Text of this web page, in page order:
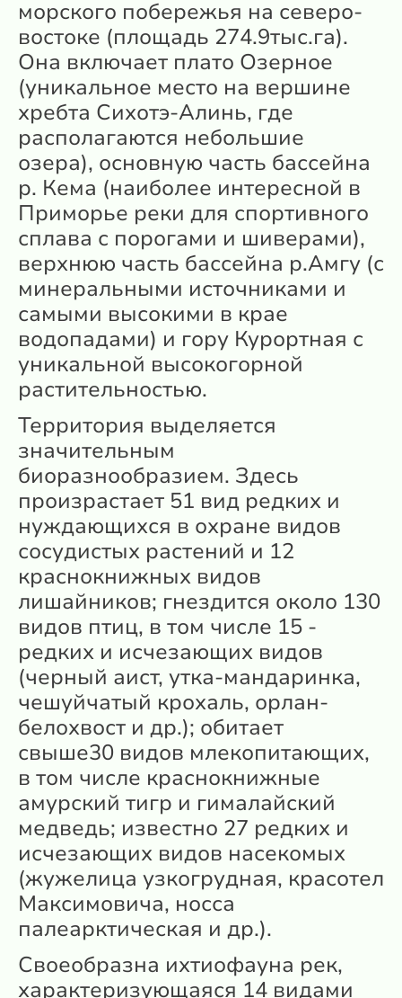
морского побережья на северо-
востоке (площадь 274.9тыс.га).
Она включает плато Озерное
(уникальное место на вершине
хребта Сихотэ-Алинь, где
располагаются небольшие
озера), основную часть бассейна
р. Кема (наиболее интересной в
Приморье реки для спортивного
сплава с порогами и шиверами),
верхнюю часть бассейна р.Амгу (с
минеральными источниками и
самыми высокими в крае
водопадами) и гору Курортная с
уникальной высокогорной
растительностью.
Территория выделяется
значительным
биоразнообразием. Здесь
произрастает 51 вид редких и
нуждающихся в охране видов
сосудистых растений и 12
краснокнижных видов
лишайников; гнездится около 130
видов птиц, в том числе 15 -
редких и исчезающих видов
(черный аист, утка-мандаринка,
чешуйчатый крохаль, орлан-
белохвост и др.); обитает
свыше30 видов млекопитающих,
в том числе краснокнижные
амурский тигр и гималайский
медведь; известно 27 редких и
исчезающих видов насекомых
(жужелица узкогрудная, красотел
Максимовича, носса
палеарктическая и др.).
Своеобразна ихтиофауна рек,
характеризующаяся 14 видами